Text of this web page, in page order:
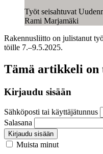
Työt seisahtuvat
Rami Marjamäki
Rakennusliitto on julistanut
töille 7.–9.5.2025.
Tämä artikkeli
Kirjaudu sisään
Sähköposti tai käyttäjätunnus
Salasana
Kirjaudu sisään
Muista minut